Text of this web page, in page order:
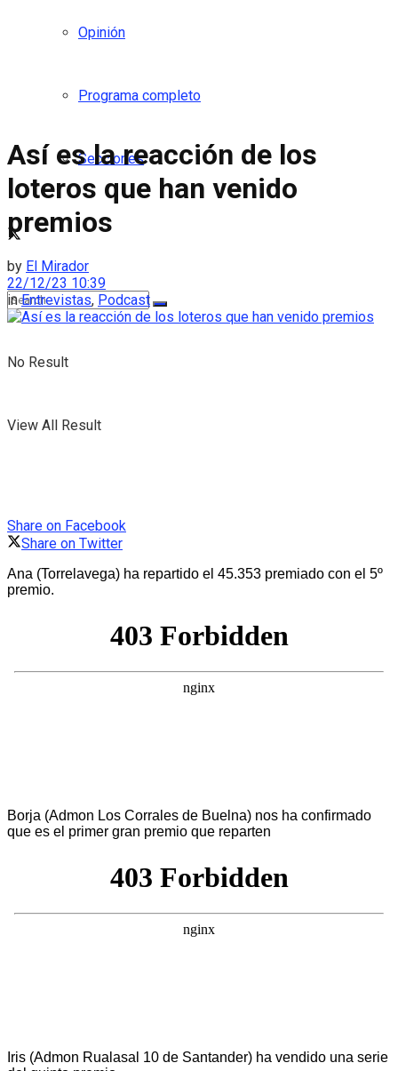
Opinión
Programa completo
Secciones
No Result
View All Result
Así es la reacción de los
loteros que han venido
premios
by El Mirador
22/12/23 10:39
in Entrevistas, Podcast
Share on Facebook
Share on Twitter
Ana (Torrelavega) ha repartido el 45.353 premiado con el 5º
premio.
Borja (Admon Los Corrales de Buelna) nos ha confirmado
que es el primer gran premio que reparten
Iris (Admon Rualasal 10 de Santander) ha vendido una serie